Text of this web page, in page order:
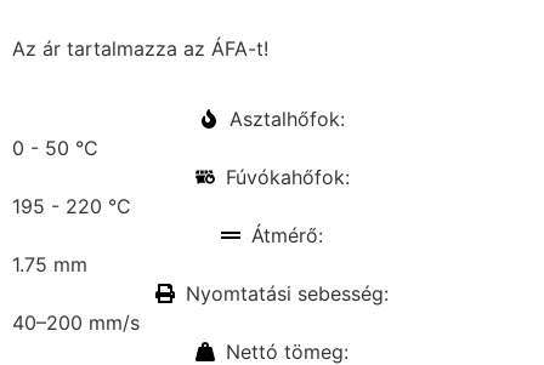
Az ár tartalmazza az ÁFA-t!
Asztalhőfok:
0 - 50 °C
Fúvókahőfok:
195 - 220 °C
Átmérő:
1.75 mm
Nyomtatási sebesség:
40–200 mm/s
Nettó tömeg: